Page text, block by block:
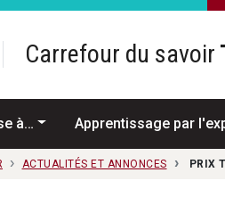
Carrefour du savoir
à… Apprentissage par
ACTUALITÉS ET ANNONCES PRIX